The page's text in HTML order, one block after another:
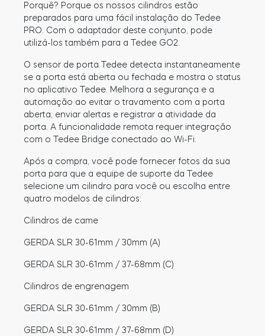
Tedee Dry Contact
Tedee GO2
Comprar agora
Porquê? Porque os nossos cilindros estão
preparados para uma fácil instalação do Tedee
PRO. Com o adaptador deste conjunto, pode
utilizá-los também para a Tedee GO2.
O sensor de porta Tedee detecta instantaneamente
se a porta está aberta ou fechada e mostra o status
no aplicativo Tedee. Melhora a segurança e a
automação ao evitar o travamento com a porta
aberta, enviar alertas e registrar a atividade da
porta. A funcionalidade remota requer integração
com o Tedee Bridge conectado ao Wi-Fi.
Após a compra, você pode fornecer fotos da sua
porta para que a equipe de suporte da Tedee
selecione um cilindro para você ou escolha entre
quatro modelos de cilindros:
Cilindros de came
GERDA SLR 30-61mm / 30mm (A)
GERDA SLR 30-61mm / 37-68mm (C)
Cilindros de engrenagem
GERDA SLR 30-61mm / 30mm (B)
GERDA SLR 30-61mm / 37-68mm (D)